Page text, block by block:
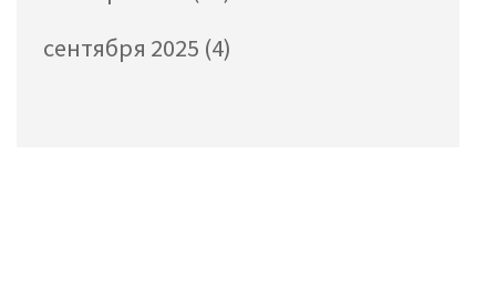
сентября 2025 (4)